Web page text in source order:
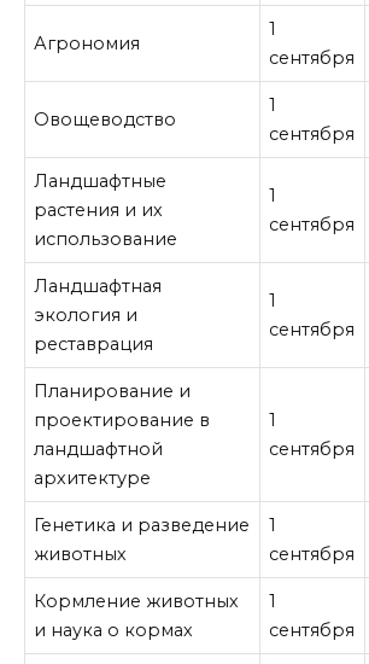
Агрономия
1
сентября
Овощеводство
1
сентября
Ландшафтные
растения и их
использование
1
сентября
Ландшафтная
экология и
реставрация
1
сентября
Планирование и
проектирование в
ландшафтной
архитектуре
1
сентября
Генетика и разведение
животных
1
сентября
Кормление животных
и наука о кормах
1
сентября